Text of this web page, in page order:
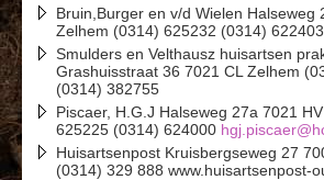
Bruin,Burger en v/d Wielen Halseweg
Zelhem (0314) 625232 (0314) 622403
Smulders en Velthausz huisartsen
Grashuisstraat 36 7021 CL Zelhem
(0314) 382755
Piscaer, H.G.J Halseweg 27a 7021
625225 (0314) 624000
Huisartsenpost Kruisbergseweg 27
(0314) 329 888 www.huisartsenpost-